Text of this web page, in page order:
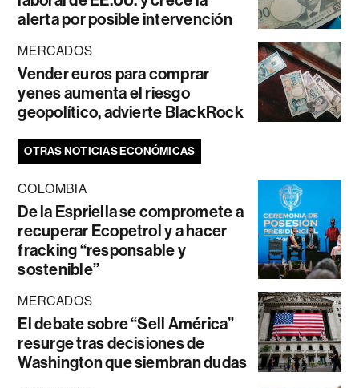
alerta por posible intervención
MERCADOS
Vender euros para comprar
yenes aumenta el riesgo
geopolítico, advierte BlackRock
OTRAS NOTICIAS ECONÓMICAS
COLOMBIA
De la Espriella se compromete a
recuperar Ecopetrol y a hacer
fracking “responsable y
sostenible”
MERCADOS
El debate sobre “Sell América”
resurge tras decisiones de
Washington que siembran dudas